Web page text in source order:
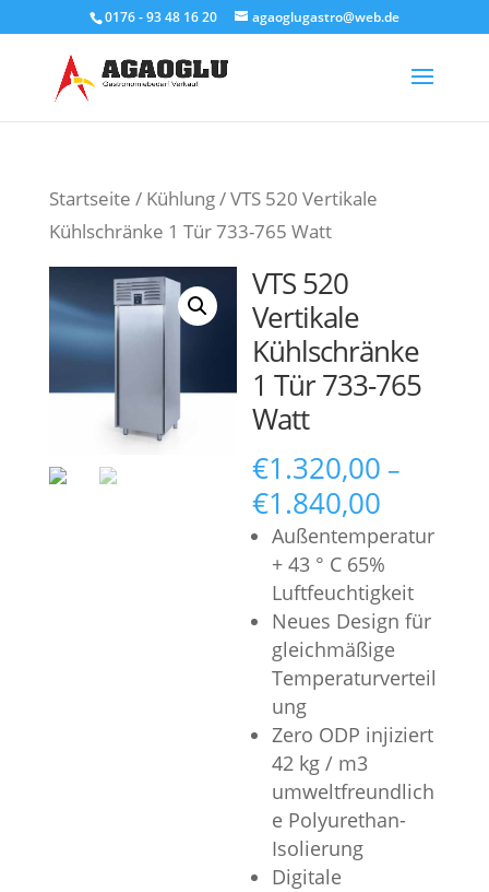
0176 - 93 48 16 20 agaoglugastro@web.de
Startseite / Kühlung/ VTS 520 Vertikale
Kühlschränke 1 Tür 733-765 Watt
VTS 520
Vertikale
Kühlschränke
1 Tür 733-765
Watt
€1.320,00 –
€1.840,00
Außentemperatur
+ 43 ° C 65%
Luftfeuchtigkeit
Neues Design für
gleichmäßige
Temperaturverteil
ung
Zero ODP injiziert
42 kg / m3
umweltfreundlich
e Polyurethan-
Isolierung
Digitale